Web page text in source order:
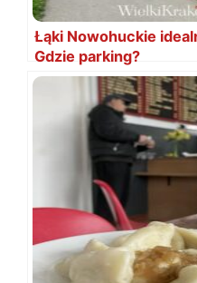
Łąki Nowohuckie
Gdzie parking?